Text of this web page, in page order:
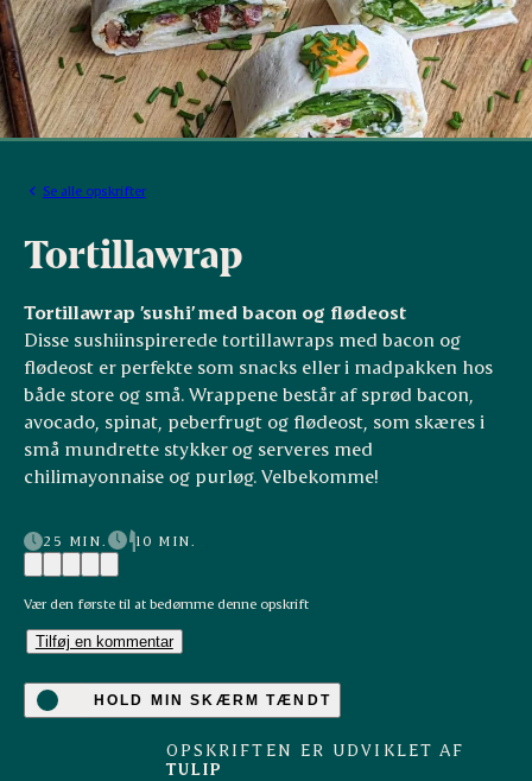
Se alle opskrifter
Tortillawrap
Tortillawrap ’sushi’ med bacon og flødeost
Disse sushiinspirerede tortillawraps med bacon og
flødeost er perfekte som snacks eller i madpakken hos
både store og små. Wrappene består af sprød bacon,
avocado, spinat, peberfrugt og flødeost, som skæres i
små mundrette stykker og serveres med
chilimayonnaise og purløg. Velbekomme!
25 MIN. 10 MIN.
Vær den første til at bedømme denne opskrift
Tilføj en kommentar
HOLD MIN SKÆRM TÆNDT
OPSKRIFTEN ER UDVIKLET AF
TULIP